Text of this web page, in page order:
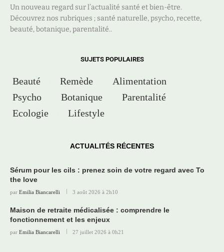
Un nouveau regard sur l’actualité santé et bien-être.
Découvrez nos rubriques ; santé naturelle, psycho, recette,
beauté, botanique, parentalité..
SUJETS POPULAIRES
Beauté Remède
Alimentation
Psycho
Botanique
Parentalité
Ecologie
Lifestyle
ACTUALITÉS RÉCENTES
Sérum pour les cils : prenez soin de votre regard avec To
the love
par Emilia Biancarelli 3 août 2026 à 2h10
Maison de retraite médicalisée : comprendre le
fonctionnement et les enjeux
par Emilia Biancarelli 27 juillet 2026 à 0h21